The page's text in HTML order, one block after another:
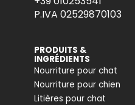
P.IVA 02529870103
PRODUITS &
INGRÉDIENTS
Nourriture pour chat
Nourriture pour chien
Litières pour chat